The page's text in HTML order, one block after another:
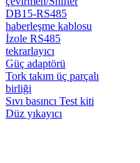
DB15-RS485
haberleşme kablosu
İzole RS485
tekrarlayıcı
Güç adaptörü
Tork takım üç parçalı
birliği
Sıvı basıncı Test kiti
Düz yıkayıcı